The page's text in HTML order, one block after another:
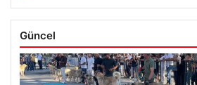
Güncel